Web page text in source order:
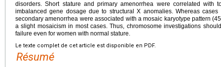
disorders. Short stature and primary amenorrhea were correlated with
imbalanced gene dosage due to structural X anomalies. Whereas
secondary amenorrhea were associated with a mosaic karyotype pattern
a slight mosaicism in most cases. Thus, chromosome investigations
failure even for women with normal stature.
Le texte complet de cet article est disponible en PDF.
Résumé